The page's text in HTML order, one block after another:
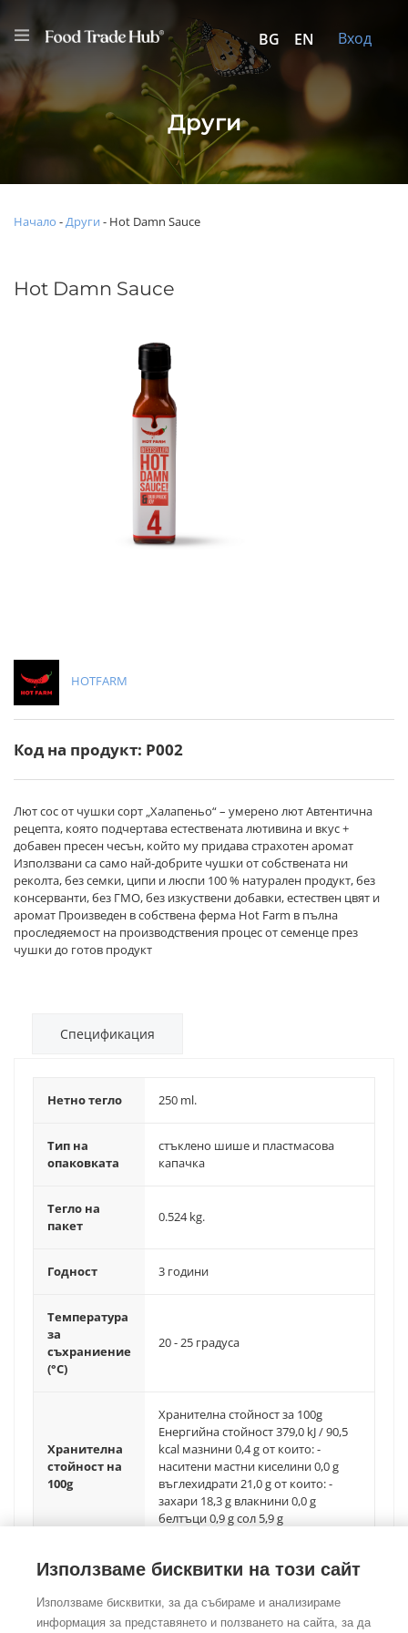
BG EN Вход
Други
Начало -Други - Hot Damn Sauce
Hot Damn Sauce
HOTFARM
Код на продукт: P002
Лют сос от чушки сорт „Халапеньо“ – умерено лют Автентична
рецепта, която подчертава естествената лютивина и вкус +
добавен пресен чесън, който му придава страхотен аромат
Използвани са само най-добрите чушки от собствената ни
реколта, без семки, ципи и люспи 100 % натурален продукт, без
консерванти, без ГМО, без изкуствени добавки, естествен цвят и
аромат Произведен в собствена ферма Hot Farm в пълна
проследяемост на производствения процес от семенце през
чушки до готов продукт
Спецификация
Нетно тегло 250 ml.
Тип на
опаковката
стъклено шише и пластмасова
капачка
Тегло на
пакет
0.524 kg.
Годност 3 години
Температура
за
съхраниение
(°C)
20 - 25 градуса
Хранителна
стойност на
100g
Хранителна стойност за 100g
Енергийна стойност 379,0 kJ / 90,5
kcal мазнини 0,4 g от които: -
наситени мастни киселини 0,0 g
въглехидрати 21,0 g от които: -
захари 18,3 g влакнини 0,0 g
белтъци 0,9 g сол 5,9 g
Използваме бисквитки на този сайт
Използваме бисквитки, за да събираме и анализираме
информация за представянето и ползването на сайта, за да